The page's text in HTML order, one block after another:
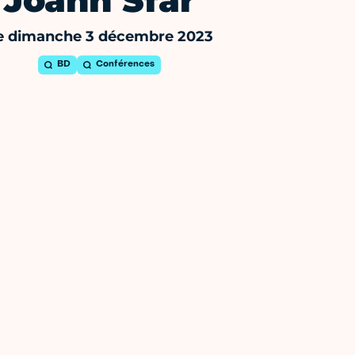
dimanche 3 décembre 2023
BD Conférences